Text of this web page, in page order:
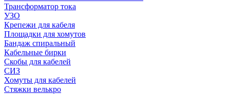
Трансформатор тока
УЗО
Крепежи для кабеля
Площадки для хомутов
Бандаж спиральный
Кабельные бирки
Cкобы для кабелей
СИЗ
Хомуты для кабелей
Стяжки велькро